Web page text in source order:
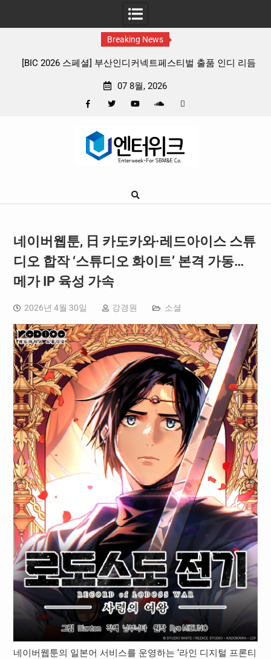
Breaking News
판타지 케이팝 애니메이션 ‘고스트밴드’ 8월 26일(수) 개봉
07 8월, 2026
Google
네이버웹툰, 日 카도카와·레드아이스 스튜
디오 합작 ‘스튜디오 화이트’ 본격 가동…
메가 IP 육성 가속
2026년 4월 30일 강경원 소셜
네이버웹툰의 일본어 서비스를 운영하는 ‘라인 디지털 프론티